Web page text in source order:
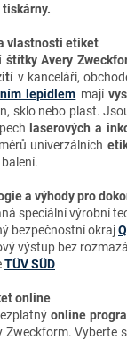
vlastnosti etiket
štítky Avery
v kanceláři,
lepidlem mají
sklo nebo plast.
laserových a
univerzálních
a výhodypro
speciální výrobní
bezpečnostní okraj
výstup bez
TÜV SÜD
online
online
Zweckform. Vyberte